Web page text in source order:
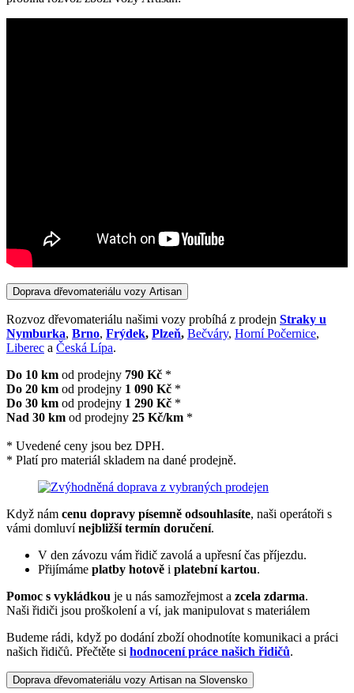
Doprava dřevomateriálu vozy Artisan
Rozvoz dřevomateriálu našimi vozy probíhá z prodejn Straky u
Nymburka, Brno, Frýdek, Plzeň, Bečváry, Horní Počernice,
Liberec a Česká Lípa.
Do 10 km od prodejny 790 Kč *
Do 20 km od prodejny 1 090 Kč *
Do 30 km od prodejny 1 290 Kč *
Nad 30 km od prodejny 25 Kč/km *
* Uvedené ceny jsou bez DPH.
* Platí pro materiál skladem na dané prodejně.
Když nám cenu dopravy písemně odsouhlasíte, naši operátoři s
vámi domluví nejbližší termín doručení.
V den závozu vám řidič zavolá a upřesní čas příjezdu.
Přijímáme platby hotově i platební kartou.
Pomoc s vykládkou je u nás samozřejmost a zcela zdarma.
Naši řidiči jsou proškolení a ví, jak manipulovat s materiálem
Budeme rádi, když po dodání zboží ohodnotíte komunikaci a práci
našich řidičů. Přečtěte si hodnocení práce našich řidičů.
Doprava dřevomateriálu vozy Artisan na Slovensko